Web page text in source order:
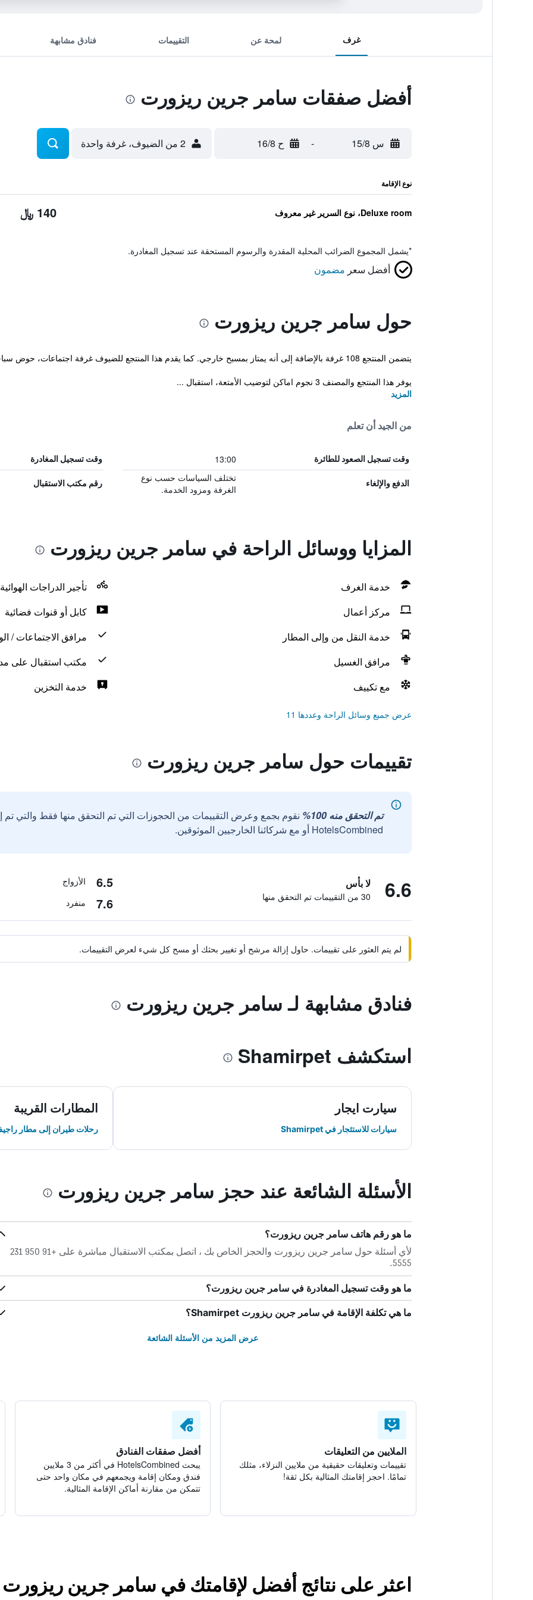
غرف لمحة عن التقييمات فنادق مشابهة
أفضل صفقات سامر جرين ريزورت
س 15/8 - ح 16/8 2 من الضيوف، غرفة واحدة
نوع الإقامة
Deluxe room، نوع السرير غير معروف 140 ﷼
*يشمل المجموع الضرائب المحلية المقدرة والرسوم المستحقة عند تسجيل المغادرة.
أفضل سعر مضمون
حول سامر جرين ريزورت
يتضمن المنتجع 108 غرفة بالإضافة إلى أنه يمتاز بمسبح خارجي. كما يقدم هذا المنتجع للضيوف غرفة اجتماعات، حوض سباحة للأطفال وساحة لعب.
يوفر هذا المنتجع والمصنف 3 نجوم اماكن لتوضيب الأمتعة، استقبال ...
المزيد
من الجيد أن تعلم
وقت تسجيل الصعود للطائرة 13:00 وقت تسجيل المغادرة
الدفع والإلغاء
تختلف السياسات حسب نوع
الغرفة ومزود الخدمة.
رقم مكتب الاستقبال
المزايا ووسائل الراحة في سامر جرين ريزورت
خدمة الغرف
تأجير الدراجات الهوائية
مركز أعمال
كابل أو قنوات فضائية
خدمة النقل من وإلى المطار
مرافق الاجتماعات /
مرافق الغسيل
مكتب استقبال على مدار 24
مع تكييف
خدمة التخزين
عرض جميع وسائل الراحة وعددها 11
تقييمات حول سامر جرين ريزورت
تم التحقق منه 100%
نقوم بجمع وعرض التقييمات من الحجوزات التي تم التحقق منها فقط والتي
HotelsCombined أو مع شركائنا الخارجيين الموثوقين.
6.6 لا بأس
30 من التقييمات تم التحقق منها
6.5 الأزواج
7.6 منفرد
لم يتم العثور على تقييمات. حاول إزالة مرشح أو تغيير بحثك أو مسح كل شيء لعرض التقييمات.
فنادق مشابهة لـ سامر جرين ريزورت
استكشف Shamirpet
سيارت ايجار
سيارات للاستئجار في Shamirpet
المطارات القريبة
رحلات طيران إلى مطار
الأسئلة الشائعة عند حجز سامر جرين ريزورت
ما هو رقم هاتف سامر جرين ريزورت؟
لأي أسئلة حول سامر جرين ريزورت والحجز الخاص بك ، اتصل بمكتب الاستقبال مباشرة على +91 950 231
5555.
ما هو وقت تسجيل المغادرة في سامر جرين ريزورت؟
ما هي تكلفة الإقامة في سامر جرين ريزورت Shamirpet؟
عرض المزيد من الأسئلة الشائعة
الملايين من التعليقات
تقييمات وتعليقات حقيقية من ملايين النزلاء، مثلك
تمامًا. احجز إقامتك المثالية بكل ثقة!
أفضل صفقات الفنادق
يبحث HotelsCombined في أكثر من 3 ملايين
فندق ومكان إقامة ويجمعهم في مكان واحد حتى
تتمكن من مقارنة أماكن الإقامة المثالية.
اعثر على نتائج أفضل لإقامتك في سامر جرين ريزورت